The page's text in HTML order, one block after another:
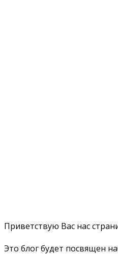
Приветствую Вас нас
Это блог будет посвящен